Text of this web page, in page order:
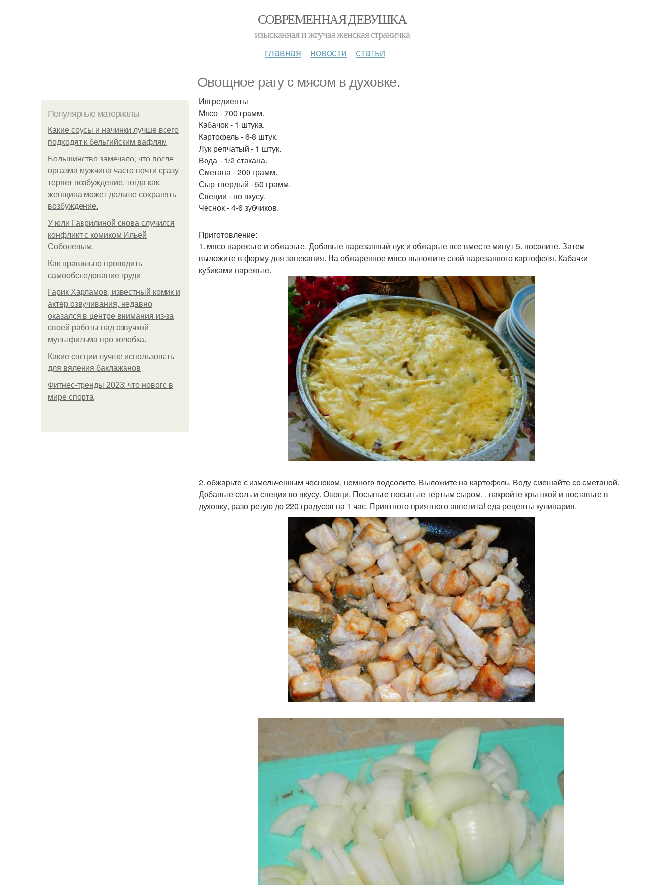
СОВРЕМЕННАЯ ДЕВУШКА
изысканная и жгучая женская страничка
главная новости статьи
Овощное рагу с мясом в духовке.
Популярные материалы
Какие соусы и начинки лучше всего
подходят к бельгийским вафлям
Большинство замечало, что после
оргазма мужчина часто почти сразу
теряет возбуждение, тогда как
женщина может дольше сохранять
возбуждение.
У юли Гаврилиной снова случился
конфликт с комиком Ильей
Соболевым.
Как правильно проводить
самообследование груди
Гарик Харламов, известный комик и
актер озвучивания, недавно
оказался в центре внимания из-за
своей работы над озвучкой
мультфильма про колобка.
Какие специи лучше использовать
для вяления баклажанов
Фитнес-тренды 2023: что нового в
мире спорта
Ингредиенты:
Мясо - 700 грамм.
Кабачок - 1 штука.
Картофель - 6-8 штук.
Лук репчатый - 1 штук.
Вода - 1/2 стакана.
Сметана - 200 грамм.
Сыр твердый - 50 грамм.
Специи - по вкусу.
Чеснок - 4-6 зубчиков.
Приготовление:
1. мясо нарежьте и обжарьте. Добавьте нарезанный лук и обжарьте все вместе минут 5. посолите. Затем
выложите в форму для запекания. На обжаренное мясо выложите слой нарезанного картофеля. Кабачки
кубиками нарежьте.
2. обжарьте с измельченным чесноком, немного подсолите. Выложите на картофель. Воду смешайте со сметаной.
Добавьте соль и специи по вкусу. Овощи. Посыпьте посыпьте тертым сыром. . накройте крышкой и поставьте в
духовку, разогретую до 220 градусов на 1 час. Приятного приятного аппетита! еда рецепты кулинария.